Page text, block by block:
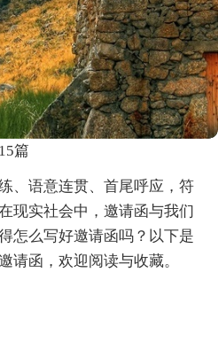
篇
、语意连贯、首尾呼应，符
现实社会中，邀请函与我们
怎么写好邀请函吗？以下是
请函，欢迎阅读与收藏。